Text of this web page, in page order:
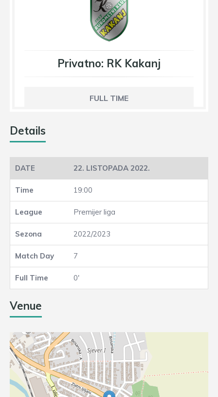
Privatno: RK Kakanj
FULL TIME
Details
22. LISTOPADA 2022.
19:00
Premijer liga
2022/2023
7
0'
Venue